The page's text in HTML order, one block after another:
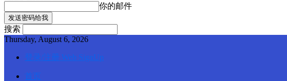
你的邮件
搜索
Thursday, August 6, 2026
登录/注册 Web SignUp
首页